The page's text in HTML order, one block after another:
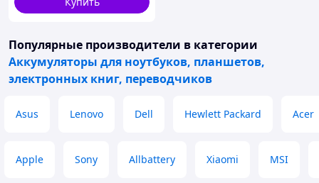
10400mAh
Популярные производители в категории
Аккумуляторы для ноутбуков, планшетов,
электронных книг, переводчиков
Asus Lenovo Dell Hewlett Packard Acer
Apple Sony Allbattery Xiaomi MSI